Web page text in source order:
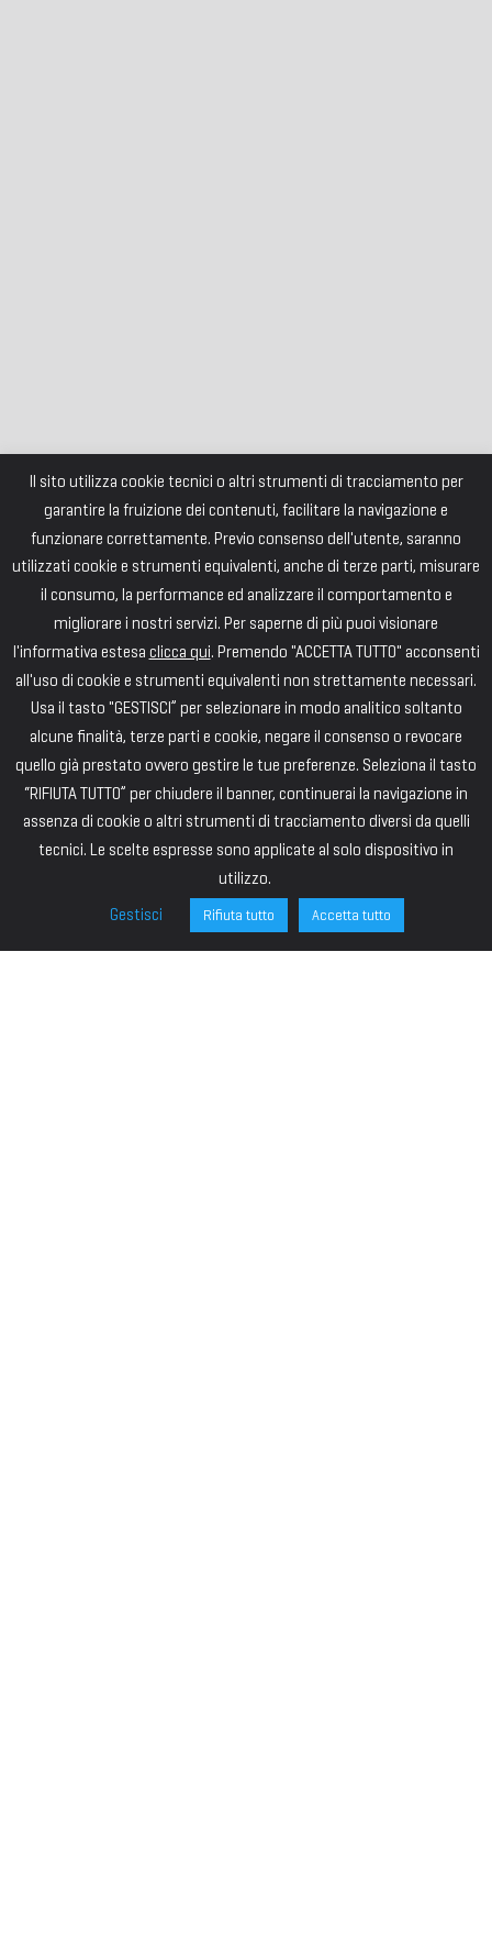
Il sito utilizza cookie tecnici o altri strumenti di tracciamento per
garantire la fruizione dei contenuti, facilitare la navigazione e
funzionare correttamente. Previo consenso dell'utente, saranno
utilizzati cookie e strumenti equivalenti, anche di terze parti, misurare
il consumo, la performance ed analizzare il comportamento e
migliorare i nostri servizi. Per saperne di più puoi visionare
l'informativa estesa clicca qui. Premendo "ACCETTA TUTTO" acconsenti
all'uso di cookie e strumenti equivalenti non strettamente necessari.
Usa il tasto "GESTISCI” per selezionare in modo analitico soltanto
alcune finalità, terze parti e cookie, negare il consenso o revocare
quello già prestato ovvero gestire le tue preferenze. Seleziona il tasto
“RIFIUTA TUTTO” per chiudere il banner, continuerai la navigazione in
assenza di cookie o altri strumenti di tracciamento diversi da quelli
tecnici. Le scelte espresse sono applicate al solo dispositivo in
utilizzo.
Gestisci
Rifiuta tutto Accetta tutto